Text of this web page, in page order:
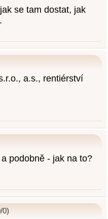
se tam dostat, jak
a.s., rentiérství
podobně - jak na to?
0)